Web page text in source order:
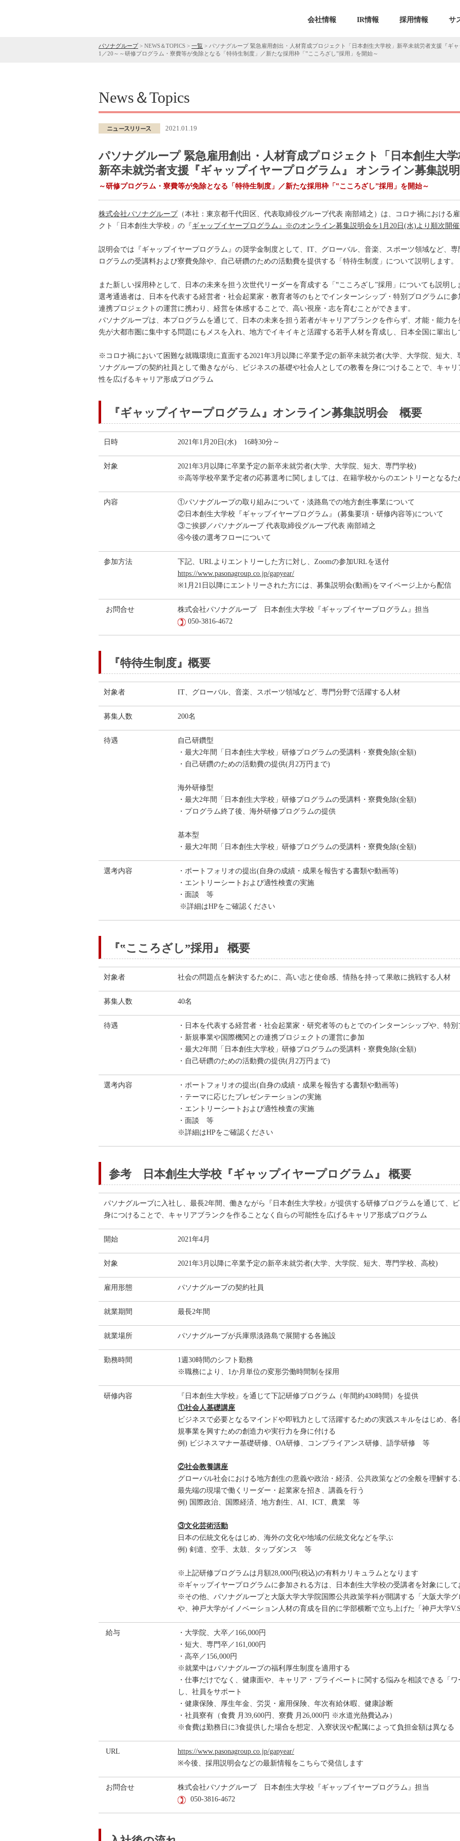
会社情報 IR情報 採用情報 サ
パソナグループ> NEWS＆TOPICS > 一覧 > パソナグループ 緊急雇用創出・人材育成プロジェクト「日本創生大学校」新卒未就労者支援『ギ
1／20～～研修プログラム・寮費等が免除となる「特待生制度」／新たな採用枠「‟こころざし”採用」を開始～
News＆Topics
2021.01.19
パソナグループ 緊急雇用創出・人材育成プロジェクト「日本創生大学
新卒未就労者支援『ギャップイヤープログラム』 オンライン募集説明
～研修プログラム・寮費等が免除となる「特待生制度」／新たな採用枠「‟こころざし”採用」を開始～
株式会社パソナグループ （本社：東京都千代田区、代表取締役グループ代表 南部靖之）は、コロナ禍における
クト「日本創生大学校」の『 ギャップイヤープログラム』※のオンライン募集説明会を1月20日(水)より順次開催
説明会では『ギャップイヤープログラム』の奨学金制度として、IT、グローバル、音楽、スポーツ領域など、
ログラムの受講料および寮費免除や、自己研鑽のための活動費を提供する「特待生制度」について説明します。
また新しい採用枠として、日本の未来を担う次世代リーダーを育成する「‟こころざし”採用」についても説明し
選考通過者は、日本を代表する経営者・社会起業家・教育者等のもとでインターンシップ・特別プログラムに
連携プロジェクトの運営に携わり、経営を体感することで、高い視座・志を育むことができます。
パソナグループは、本プログラムを通じて、日本の未来を担う若者がキャリアブランクを作らず、才能・能力
先が大都市圏に集中する問題にもメスを入れ、地方でイキイキと活躍する若手人材を育成し、日本全国に輩出し
※コロナ禍において困難な就職環境に直面する2021年3月以降に卒業予定の新卒未就労者(大学、大学院、短大
ソナグループの契約社員として働きながら、ビジネスの基礎や社会人としての教養を身につけることで、キャ
性を広げるキャリア形成プログラム
『ギャップイヤープログラム』オンライン募集説明会 概要
日時 2021年1月20日(水) 16時30分～
対象
2021年3月以降に卒業予定の新卒未就労者(大学、大学院、短大、専門学校)
※高等学校卒業予定者の応募選考に関しましては、在籍学校からのエントリーとなる
内容
①パソナグループの取り組みについて・淡路島での地方創生事業について
②日本創生大学校『ギャップイヤープログラム』 (募集要項・研修内容等)について
③ご挨拶／パソナグループ 代表取締役グループ代表 南部靖之
④今後の選考フローについて
参加方法
下記、URLよりエントリーした方に対し、Zoomの参加URLを送付
https://www.pasonagroup.co.jp/gapyear/
※1月21日以降にエントリーされた方には、募集説明会(動画)をマイページ上から配信
お問合せ
株式会社パソナグループ 日本創生大学校『ギャップイヤープログラム』担当
050-3816-4672
『特待生制度』概要
対象者 IT、グローバル、音楽、スポーツ領域など、専門分野で活躍する人材
募集人数 200名
待遇
自己研鑽型
・最大2年間「日本創生大学校」研修プログラムの受講料・寮費免除(全額)
・自己研鑽のための活動費の提供(月2万円まで)
海外研修型
・最大2年間「日本創生大学校」研修プログラムの受講料・寮費免除(全額)
・プログラム終了後、海外研修プログラムの提供
基本型
・最大2年間「日本創生大学校」研修プログラムの受講料・寮費免除(全額)
選考内容
・ポートフォリオの提出(自身の成績・成果を報告する書類や動画等)
・エントリーシートおよび適性検査の実施
・面談 等
※詳細はHPをご確認ください
『‟こころざし”採用』 概要
対象者 社会の問題点を解決するために、高い志と使命感、情熱を持って果敢に挑戦する人材
募集人数 40名
待遇
・日本を代表する経営者・社会起業家・研究者等のもとでのインターンシップや、特
・新規事業や国際機関との連携プロジェクトの運営に参加
・最大2年間「日本創生大学校」研修プログラムの受講料・寮費免除(全額)
・自己研鑽のための活動費の提供(月2万円まで)
選考内容
・ポートフォリオの提出(自身の成績・成果を報告する書類や動画等)
・テーマに応じたプレゼンテーションの実施
・エントリーシートおよび適性検査の実施
・面談 等
※詳細はHPをご確認ください
参考 日本創生大学校『ギャップイヤープログラム』 概要
パソナグループに入社し、最長2年間、働きながら『日本創生大学校』が提供する研修プログラムを通じて、
身につけることで、キャリアブランクを作ることなく自らの可能性を広げるキャリア形成プログラム
開始 2021年4月
対象 2021年3月以降に卒業予定の新卒未就労者(大学、大学院、短大、専門学校、高校)
雇用形態 パソナグループの契約社員
就業期間 最長2年間
就業場所 パソナグループが兵庫県淡路島で展開する各施設
勤務時間
1週30時間のシフト勤務
※職務により、1か月単位の変形労働時間制を採用
研修内容
『日本創生大学校』を通じて下記研修プログラム（年間約430時間）を提供
①社会人基礎講座
ビジネスで必要となるマインドや即戦力として活躍するための実践スキルをはじめ、
規事業を興すための創造力や実行力を身に付ける
例) ビジネスマナー基礎研修、OA研修、コンプライアンス研修、語学研修 等
②社会教養講座
グローバル社会における地方創生の意義や政治・経済、公共政策などの全般を理解す
最先端の現場で働くリーダー・起業家を招き、講義を行う
例) 国際政治、国際経済、地方創生、AI、ICT、農業 等
③文化芸術活動
日本の伝統文化をはじめ、海外の文化や地域の伝統文化などを学ぶ
例) 剣道、空手、太鼓、タップダンス 等
※上記研修プログラムは月額28,000円(税込)の有料カリキュラムとなります
※ギャップイヤープログラムに参加される方は、日本創生大学校の受講者を対象にして
※その他、パソナグループと大阪大学大学院国際公共政策学科が開講する「大阪大学グ
や、神戸大学がイノベーション人材の育成を目的に学部横断で立ち上げた「神戸大学
給与
・大学院、大卒／166,000円
・短大、専門卒／161,000円
・高卒／156,000円
※就業中はパソナグループの福利厚生制度を適用する
・仕事だけでなく、健康面や、キャリア・プライベートに関する悩みを相談できる「
し、社員をサポート
・健康保険、厚生年金、労災・雇用保険、年次有給休暇、健康診断
・社員寮有（食費 月39,600円、寮費 月26,000円 ※水道光熱費込み）
※食費は勤務日に3食提供した場合を想定、入寮状況や配属によって負担金額は異なる
URL
https://www.pasonagroup.co.jp/gapyear/
※今後、採用説明会などの最新情報をこちらで発信します
お問合せ
株式会社パソナグループ 日本創生大学校『ギャップイヤープログラム』担当
050-3816-4672